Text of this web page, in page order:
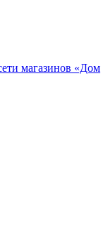
магазинов «Дом